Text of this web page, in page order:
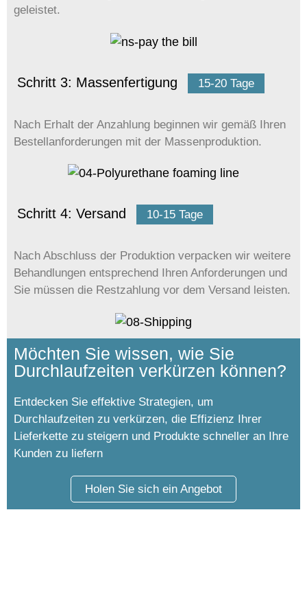
geleistet.
Schritt 3: Massenfertigung 15-20 Tage
Nach Erhalt der Anzahlung beginnen wir gemäß Ihren
Bestellanforderungen mit der Massenproduktion.
Schritt 4: Versand 10-15 Tage
Nach Abschluss der Produktion verpacken wir weitere
Behandlungen entsprechend Ihren Anforderungen und
Sie müssen die Restzahlung vor dem Versand leisten.
Möchten Sie wissen, wie Sie
Durchlaufzeiten verkürzen können?
Entdecken Sie effektive Strategien, um
Durchlaufzeiten zu verkürzen, die Effizienz Ihrer
Lieferkette zu steigern und Produkte schneller an Ihre
Kunden zu liefern
Holen Sie sich ein Angebot